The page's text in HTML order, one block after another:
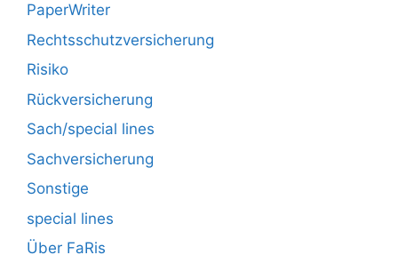
PaperWriter
Rechtsschutzversicherung
Risiko
Rückversicherung
Sach/special lines
Sachversicherung
Sonstige
special lines
Über FaRis